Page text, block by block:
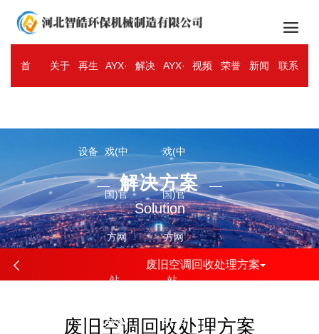

首 关于 再生
设备
AYX·
戏(中
国)官
方网
站-
AYX?
解决 AYX·
戏(中
国)官
方网
站-
AYX?
视频 荣誉 新闻 联系
解决方案
Solution
废旧空调回收处理方案
废旧空调回收处理方案